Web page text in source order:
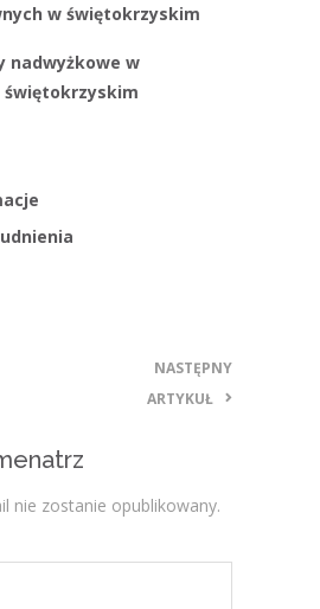
w świętokrzyskim
nadwyżkowe w
NASTĘPNY
ARTYKUŁ
nie zostanie opublikowany.